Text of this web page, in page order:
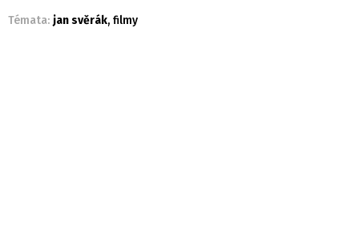
Témata: jan svěrák, filmy